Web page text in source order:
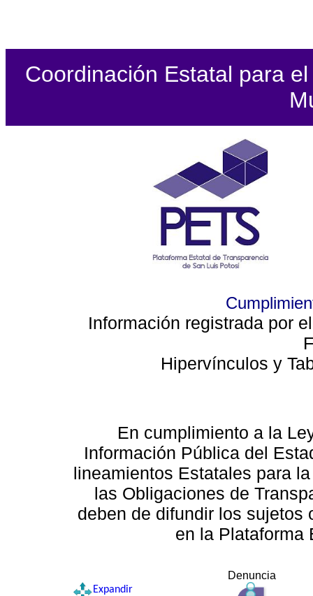
Coordinación Estatal para
Información registrada por
Hipervínculos y
En cumplimiento a la
Información Pública del
lineamientos Estatales para
las Obligaciones de
deben de difundir los sujetos
en la Plataforma
Denuncia
Expandir